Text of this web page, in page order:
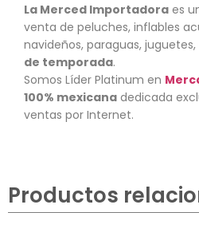
La Merced Importadora es
venta de peluches, inflables
navideños, paraguas,
de temporada.
Somos Líder Platinum en
100% mexicana dedicada
ventas por Internet.
Productos